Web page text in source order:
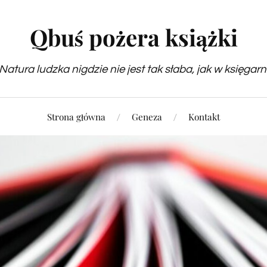
Qbuś pożera książki
ludzka nigdzie nie jest tak słaba, jak w
Strona główna Geneza Kontakt